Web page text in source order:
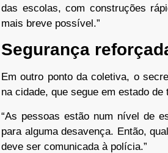
das escolas, com construções
mais breve possível.”
Segurança
Em outro ponto da coletiva, o
na cidade, que segue em estado de
“As pessoas estão num nível de
para alguma desavença. Então,
deve ser comunicada à polícia.”